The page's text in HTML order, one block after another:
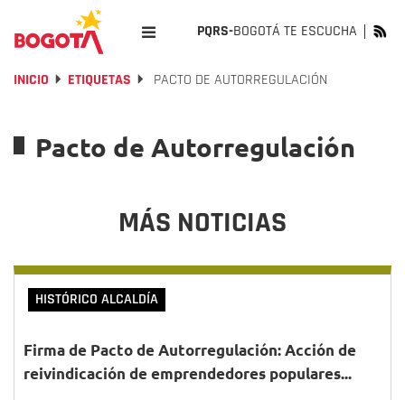
PQRS-BOGOTÁ TE ESCUCHA
INICIO ETIQUETAS PACTO DE AUTORREGULACIÓN
Pacto de Autorregulación
MÁS NOTICIAS
HISTÓRICO ALCALDÍA
Firma de Pacto de Autorregulación: Acción de
reivindicación de emprendedores populares...